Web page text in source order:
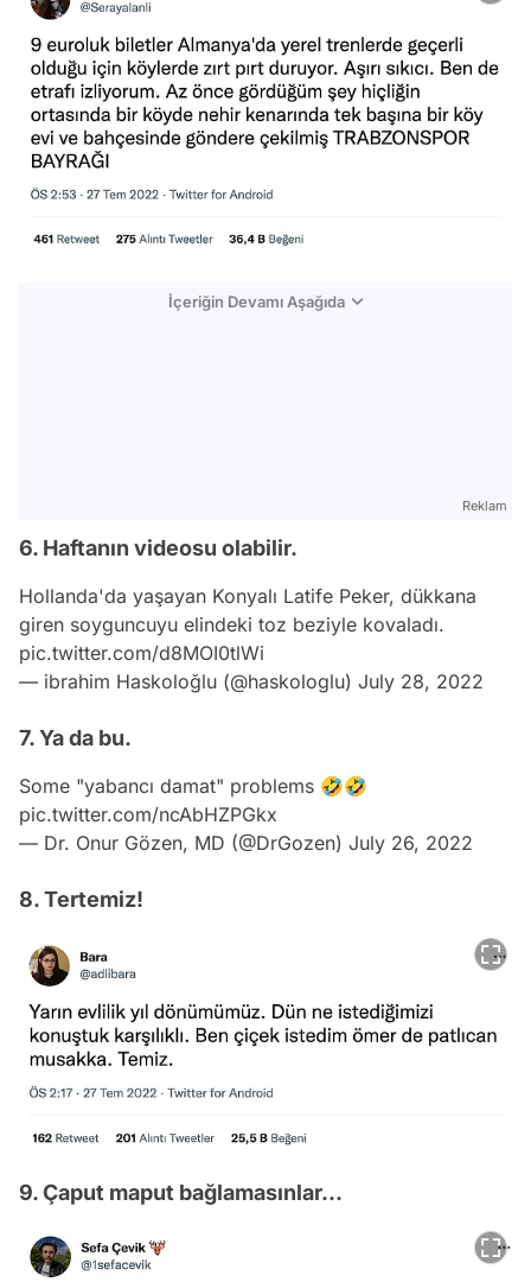
İçeriğin Devamı Aşağıda
Reklam
6. Haftanın videosu olabilir.
Hollanda'da yaşayan Konyalı Latife Peker, dükkana
giren soyguncuyu elindeki toz beziyle kovaladı.
pic.twitter.com/d8MOI0tlWi
— ibrahim Haskoloğlu (@haskologlu) July 28, 2022
7. Ya da bu.
Some "yabancı damat" problems 🤣🤣
pic.twitter.com/ncAbHZPGkx
— Dr. Onur Gözen, MD (@DrGozen) July 26, 2022
8. Tertemiz!
9. Çaput maput bağlamasınlar...